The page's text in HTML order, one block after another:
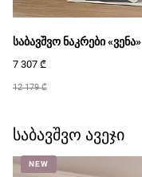
საბავშვო ნაკრები «ვენა»
12 179 ₾
7 307 ₾
საბავშვო ავეჯი
NEW